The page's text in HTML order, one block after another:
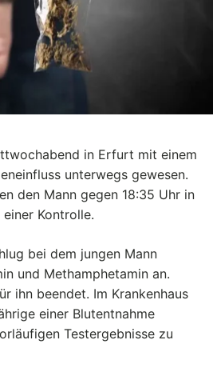
in Erfurt mit einem
unterwegs gewesen.
den Mann gegen 18:35 Uhr in
Kontrolle.
bei dem jungen Mann
und Methamphetamin an.
ihn beendet. Im Krankenhaus
einer Blutentnahme
Testergebnisse zu